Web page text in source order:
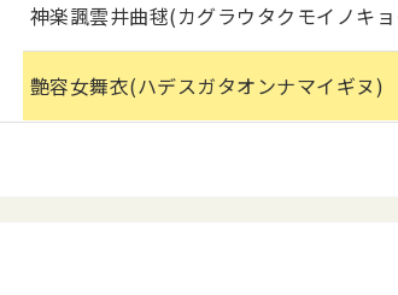
神楽諷雲井曲毬(カグラウタクモイノキ
艶容女舞衣(ハデスガタオンナマイギヌ)